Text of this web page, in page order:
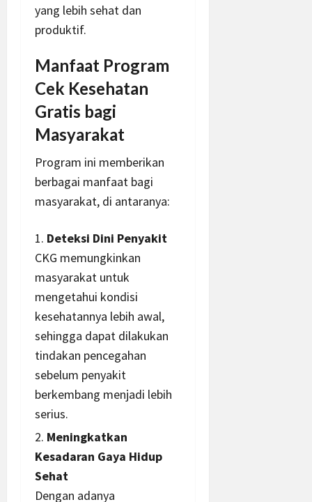
yang lebih sehat dan
produktif.
Manfaat Program
Cek Kesehatan
Gratis bagi
Masyarakat
Program ini memberikan
berbagai manfaat bagi
masyarakat, di antaranya:
Deteksi Dini Penyakit
CKG memungkinkan
masyarakat untuk
mengetahui kondisi
kesehatannya lebih awal,
sehingga dapat dilakukan
tindakan pencegahan
sebelum penyakit
berkembang menjadi lebih
serius.
Meningkatkan
Kesadaran Gaya Hidup
Sehat
Dengan adanya